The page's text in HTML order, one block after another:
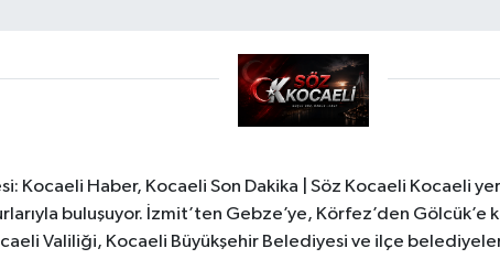
Kocaeli Haber, Kocaeli Son Dakika | Söz Kocaeli Kocaeli
buluşuyor. İzmit’ten Gebze’ye, Körfez’den
Valiliği, Kocaeli Büyükşehir Belediyesi ve ilçe